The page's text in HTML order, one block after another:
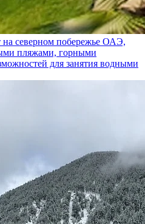
на северном побережье ОАЭ,
пляжами, горными
для занятия водными